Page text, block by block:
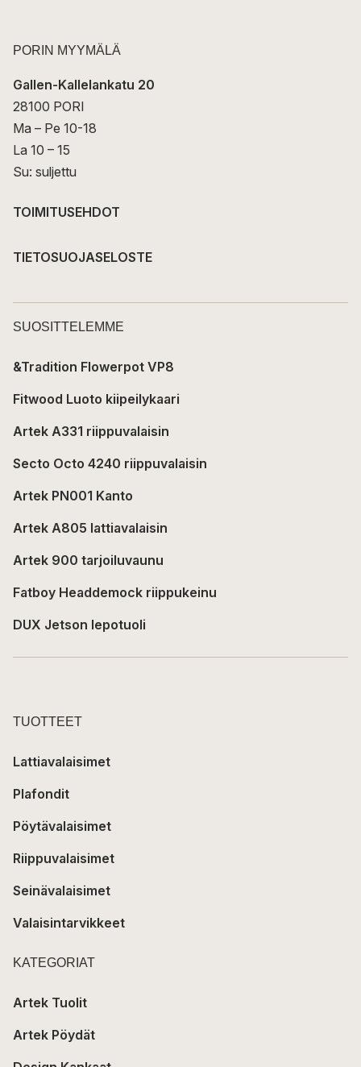
PORIN MYYMÄLÄ
Gallen-Kallelankatu 20
28100 PORI
Ma – Pe 10-18
La 10 – 15
Su: suljettu
TOIMITUSEHDOT
TIETOSUOJASELOSTE
SUOSITTELEMME
&Tradition Flowerpot VP8
Fitwood Luoto kiipeilykaari
Artek A331 riippuvalaisin
Secto Octo 4240 riippuvalaisin
Artek PN001 Kanto
Artek A805 lattiavalaisin
Artek 900 tarjoiluvaunu
Fatboy Headdemock riippukeinu
DUX Jetson lepotuoli
TUOTTEET
Lattiavalaisimet
Plafondit
Pöytävalaisimet
Riippuvalaisimet
Seinävalaisimet
Valaisintarvikkeet
KATEGORIAT
Artek Tuolit
Artek Pöydät